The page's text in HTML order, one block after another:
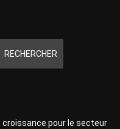
RECHERCHER
croissance pour le secteur